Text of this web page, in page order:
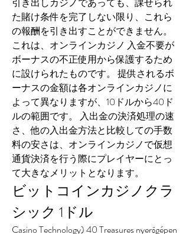
た賭け条件を完了しない限り、これら
の報酬を引き出すことができません。
これは、オンラインカジノ 入金不要が
ボーナスの不正使用から保護するため
に設けられたものです。 提供されるボ
ーナスの金額は各オンラインカジノに
よって異なりますが、10ドルから40ド
ルの範囲です。 入出金の決済処理の速
さ、他の入出金方法と比較しての手数
料の安さは、オンラインカジノで仮想
通貨決済を行う際にプレイヤーにとっ
て大きなメリットとなります。
ビットコインカジノクラ
シック 1ドル
Casino Technology) 40 Treasures nyerőgépen